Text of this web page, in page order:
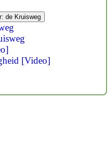
de Kruisweg
[Video]